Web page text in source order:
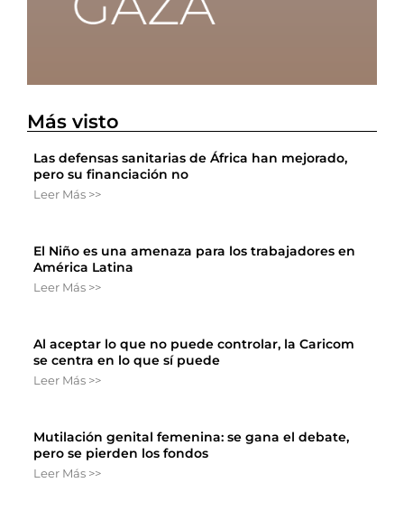
Más visto
Las defensas sanitarias de África han mejorado,
pero su financiación no
Leer Más >>
El Niño es una amenaza para los trabajadores en
América Latina
Leer Más >>
Al aceptar lo que no puede controlar, la Caricom
se centra en lo que sí puede
Leer Más >>
Mutilación genital femenina: se gana el debate,
pero se pierden los fondos
Leer Más >>